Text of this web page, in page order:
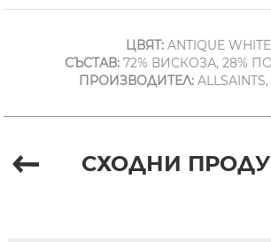
ЦВЯТ: ANTIQUE WHITE
СЪСТАВ:72% ВИСКОЗА, 28%
ПРОИЗВОДИТЕЛ:
СХОДНИ